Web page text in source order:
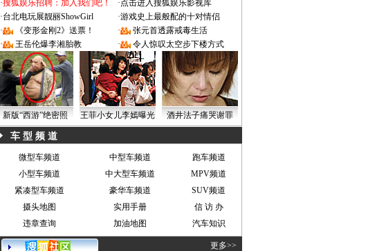
·搜狐娱乐招聘：加入我们吧！ ·点击进入搜狐娱乐影视库
·台北电玩展靓丽ShowGirl ·游戏史上最般配的十对情侣
·
《变形金刚2》送票！ ·
张元首透露戒毒生活
·
王岳伦爆李湘胎教 · 令人惊叹太空步下楼方式
新版“西游”绝密照 王菲小女儿李嫣曝光 酒井法子痛哭谢罪
车 型 频 道
微型车频道 中型车频道
跑车频道
小型车频道
中大型车频道
MPV频道
紧凑型车频道
豪华车频道
SUV频道
摄头地图
实用手册
信 访 办
违章查询
加油地图 汽车知识
更多>>